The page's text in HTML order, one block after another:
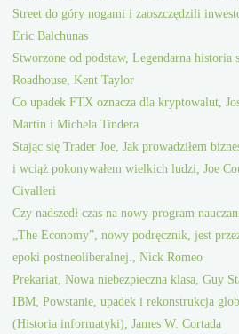
Street do góry nogami i zaoszczędzili
Eric Balchunas
Stworzone od podstaw, Legendarna historia
Roadhouse, Kent Taylor
Co upadek FTX oznacza dla kryptowalut,
Martin i Michela Tindera
Stając się Trader Joe, Jak prowadziłem
i wciąż pokonywałem wielkich ludzi, Joe
Civalleri
Czy nadszedł czas na nowy program
„The Economy”, nowy podręcznik, jest
epoki postneoliberalnej., Nick Romeo
Prekariat, Nowa niebezpieczna klasa, Guy
IBM, Powstanie, upadek i rekonstrukcja
(Historia informatyki), James W. Cortada